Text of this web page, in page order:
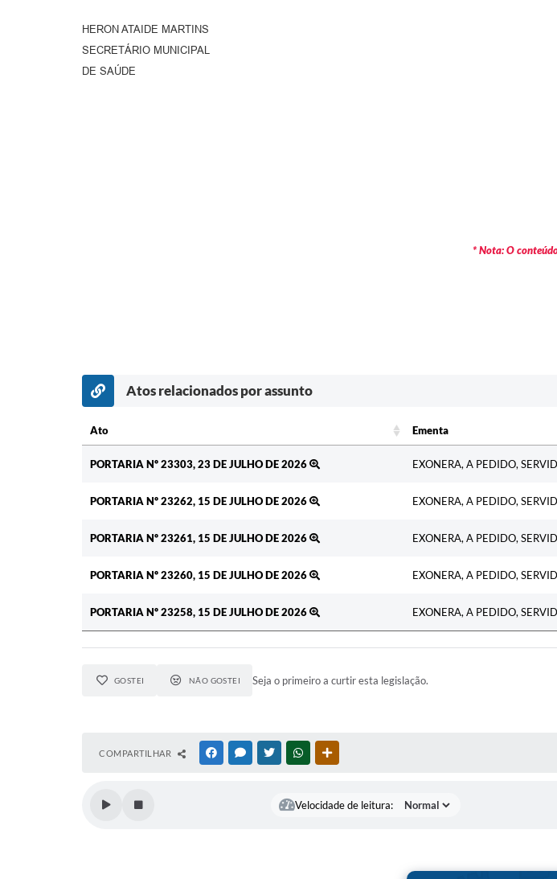
HERON ATAIDE MARTINS
SECRETÁRIO MUNICIPAL
DE SAÚDE
* Nota: O
Atos relacionados por assunto
Ato Ementa
PORTARIA Nº 23303, 23 DE JULHO DE 2026
EXONERA, A PEDIDO,
PORTARIA Nº 23262, 15 DE JULHO DE 2026 EXONERA, A PEDIDO,
PORTARIA Nº 23261, 15 DE JULHO DE 2026 EXONERA, A PEDIDO,
PORTARIA Nº 23260, 15 DE JULHO DE 2026 EXONERA, A PEDIDO,
PORTARIA Nº 23258, 15 DE JULHO DE 2026 EXONERA, A PEDIDO,
GOSTEI NÃO GOSTEI Seja o primeiro a curtir esta legislação.
COMPARTILHAR FACEBOOKMESSENGER
TWITTERWHATSAPP
Velocidade de leitura: